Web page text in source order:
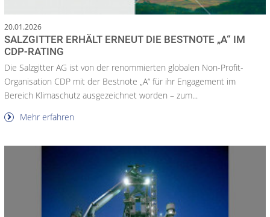
20.01.2026
SALZGITTER ERHÄLT ERNEUT DIE BESTNOTE „A“ IM
CDP-RATING
Die Salzgitter AG ist von der renommierten globalen Non-Profit-
Organisation CDP mit der Bestnote „A“ für ihr Engagement im
Bereich Klimaschutz ausgezeichnet worden – zum...
Mehr erfahren